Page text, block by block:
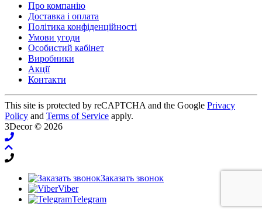
Про компанію
Доставка і оплата
Політика конфіденційності
Умови угоди
Особистий кабінет
Виробники
Акції
Контакти
This site is protected by reCAPTCHA and the Google Privacy
Policy and Terms of Service apply.
3Decor © 2026
Заказать звонок
Viber
Telegram